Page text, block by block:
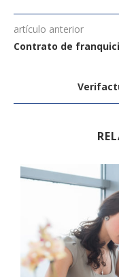
artículo anterior
Contrato de